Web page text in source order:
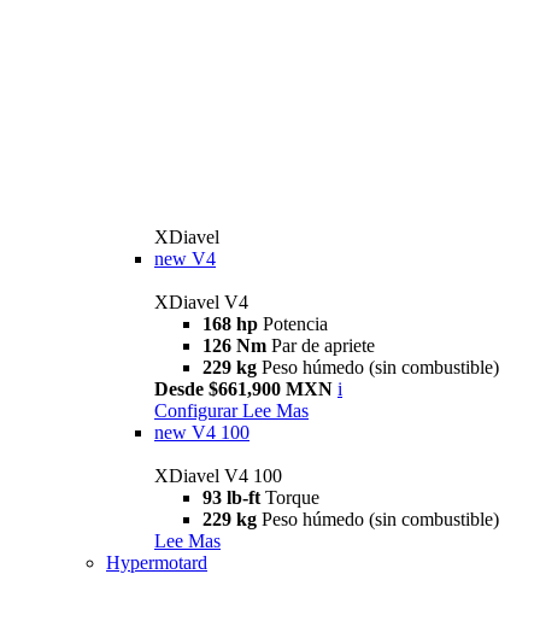
XDiavel
new V4
XDiavel V4
168 hp Potencia
126 Nm Par de apriete
229 kg Peso húmedo (sin combustible)
Desde $661,900 MXN i
Configurar Lee Mas
new V4 100
XDiavel V4 100
93 lb-ft Torque
229 kg Peso húmedo (sin combustible)
Lee Mas
Hypermotard